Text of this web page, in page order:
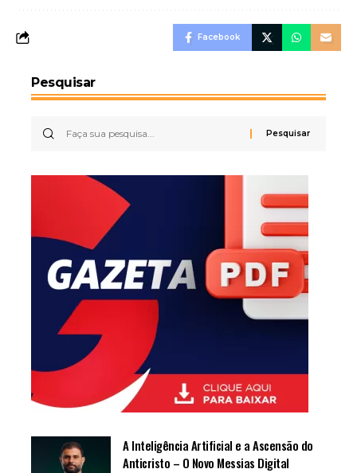
Facebook
Pesquisar
A Inteligência Artificial e a Ascensão do
Anticristo – O Novo Messias Digital